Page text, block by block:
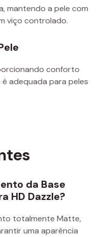
mantendo a pele com
viço controlado.
conforto
adequada para peles
da Base
HD Dazzle?
totalmente Matte,
uma aparência